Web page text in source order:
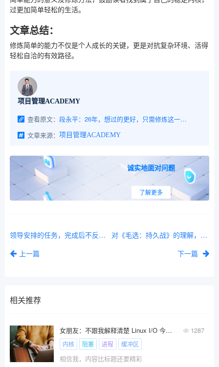
过更加简单轻松的生活。
文章总结：
修炼简单的能力不仅是个人成长的关键，更是对抗复杂环境、活得
轻松自洽的有效路径。
项目管理ACADEMY
查看原文：
段永平：26年，想过的更好，只需修炼这一种能力
文章来源： 项目管理ACADEMY
诚实地面对问题
了解更多
领导安排的任务，完成后不反馈，不决策，一直拖。怎么办？千万不要追着问
上一篇
对《毛选：持久战》的理解，是中年职场人转型成败的关键
下一篇
相关推荐
女朋友：不跟我解释清楚 Linux I/O 今晚你就睡沙发吧！ 1287
内核 阻塞 进程 缓冲区
相信我，内容比标题还要精彩